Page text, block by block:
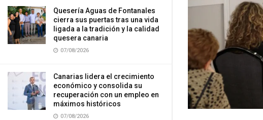
Quesería Aguas de Fontanales
cierra sus puertas tras una vida
ligada a la tradición y la calidad
quesera canaria
07/08/2026
Canarias lidera el crecimiento
económico y consolida su
recuperación con un empleo en
máximos históricos
07/08/2026